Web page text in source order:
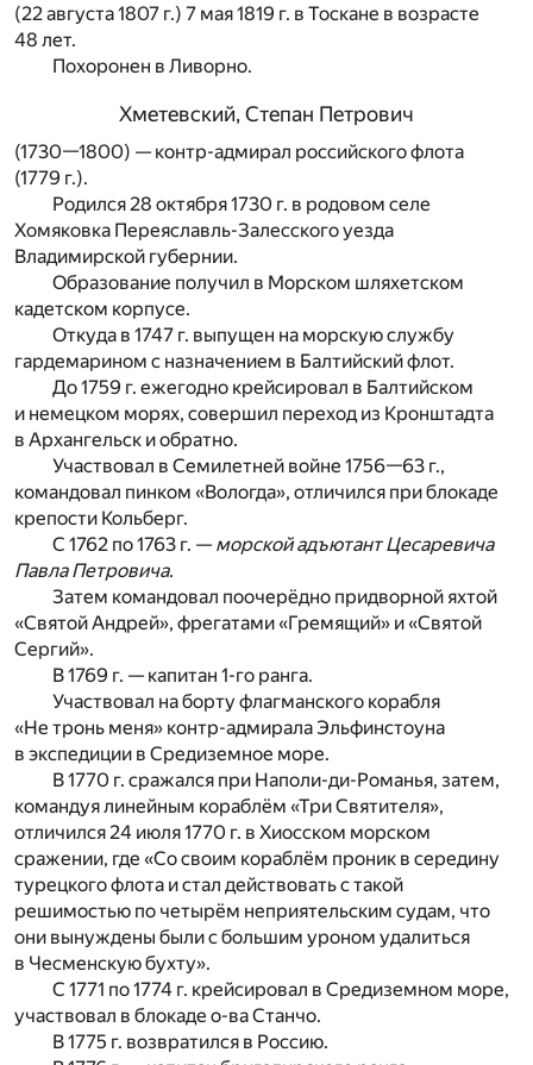
(22 августа 1807 г.) 7 мая 1819 г. в Тоскане в возрасте
48 лет.
Похоронен в Ливорно.
Хметевский, Степан Петрович
(1730—1800) — контр-адмирал российского флота
(1779 г.).
Родился 28 октября 1730 г. в родовом селе
Хомяковка Переяславль-Залесского уезда
Владимирской губернии.
Образование получил в Морском шляхетском
кадетском корпусе.
Откуда в 1747 г. выпущен на морскую службу
гардемарином с назначением в Балтийский флот.
До 1759 г. ежегодно крейсировал в Балтийском
и немецком морях, совершил переход из Кронштадта
в Архангельск и обратно.
Участвовал в Семилетней войне 1756—63 г.,
командовал пинком «Вологда», отличился при блокаде
крепости Кольберг.
С 1762 по 1763 г. — морской адъютант Цесаревича
Павла Петровича.
Затем командовал поочерёдно придворной яхтой
«Святой Андрей», фрегатами «Гремящий» и «Святой
Сергий».
В 1769 г. — капитан 1-го ранга.
Участвовал на борту флагманского корабля
«Не тронь меня» контр-адмирала Эльфинстоуна
в экспедиции в Средиземное море.
В 1770 г. сражался при Наполи-ди-Романья, затем,
командуя линейным кораблём «Три Святителя»,
отличился 24 июля 1770 г. в Хиосском морском
сражении, где «Со своим кораблём проник в середину
турецкого флота и стал действовать с такой
решимостью по четырём неприятельским судам, что
они вынуждены были с большим уроном удалиться
в Чесменскую бухту».
С 1771 по 1774 г. крейсировал в Средиземном море,
участвовал в блокаде о-ва Станчо.
В 1775 г. возвратился в Россию.